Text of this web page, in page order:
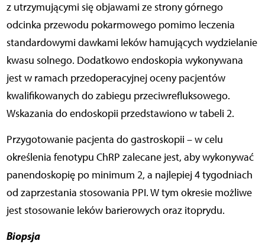
z utrzymującymi się objawami ze strony górnego
odcinka przewodu pokarmowego pomimo leczenia
standardowymi dawkami leków hamujących wydzielanie
kwasu solnego. Dodatkowo endoskopia wykonywana
jest w ramach przedoperacyjnej oceny pacjentów
kwalifikowanych do zabiegu przeciwrefluksowego.
Wskazania do endoskopii przedstawiono w tabeli 2.
Przygotowanie pacjenta do gastroskopii – w celu
określenia fenotypu ChRP zalecane jest, aby wykonywać
panendoskopię po minimum 2, a najlepiej 4 tygodniach
od zaprzestania stosowania PPI. W tym okresie możliwe
jest stosowanie leków barierowych oraz itoprydu.
Biopsja